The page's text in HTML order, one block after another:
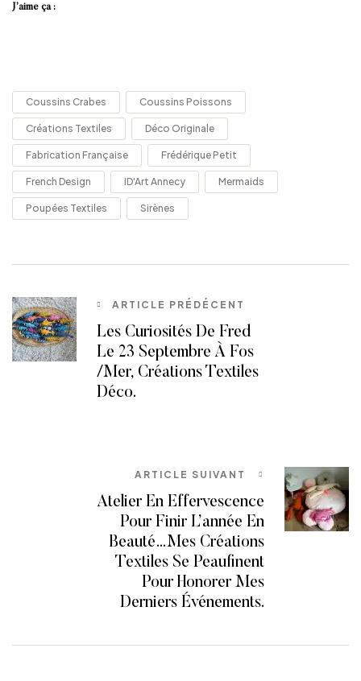
J’aime ça :
Coussins Crabes Coussins Poissons
Créations Textiles Déco Originale
Fabrication Française Frédérique Petit
French Design ID'Art Annecy Mermaids
Poupées Textiles Sirènes
ARTICLE PRÉDÉCENT
Les Curiosités De Fred
Le 23 Septembre À Fos
/Mer, Créations Textiles
Déco.
ARTICLE SUIVANT
Atelier En Effervescence
Pour Finir L’année En
Beauté…Mes Créations
Textiles Se Peaufinent
Pour Honorer Mes
Derniers Événements.